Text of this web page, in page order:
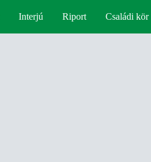
Interjú Riport Családi kör